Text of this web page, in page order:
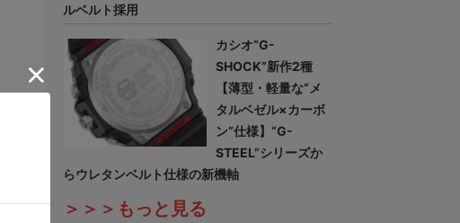
ルベルト採用
カシオ“G-
SHOCK”新作2種
【薄型・軽量な“メ
タルベゼル×カーボ
ン”仕様】“G-
STEEL”シリーズか
らウレタンベルト仕様の新機軸
＞＞＞もっと見る